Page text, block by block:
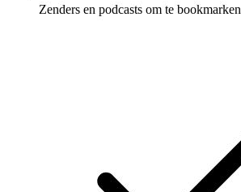
Zenders en podcasts om te bookmarken